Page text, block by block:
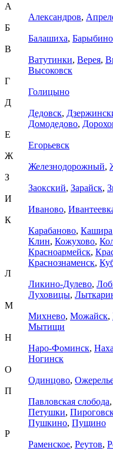
А
Александров,
Б
Балашиха, Барыбино
В
Ватутинки, Верея,
Высоковск
Г
Голицыно
Д
Дедовск,
Домодедово,
Е
Егорьевск
Ж
Железнодорожный,
З
Заокский, Зарайск,
И
Иваново,
К
Карабаново, Кашира
Клин, Кожухово,
Красноармейск,
Краснознаменск,
Л
Ликино-Дулево,
Луховицы,
М
Михнево, Можайск,
Мытищи
Н
Наро-Фоминск,
Ногинск
О
Одинцово,
П
Павловская слобода,
Петушки,
Пушкино, Пущино
Р
Раменское, Реутов,